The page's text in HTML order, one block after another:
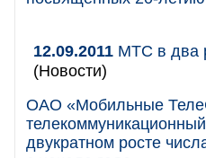
12.09.2011 МТС в два
(Новости)
ОАО «Мобильные
двукратном росте